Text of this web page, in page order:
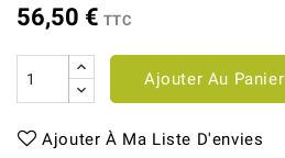
56,50 € TTC
Ajouter Au Panier
Ajouter À Ma Liste D'envies